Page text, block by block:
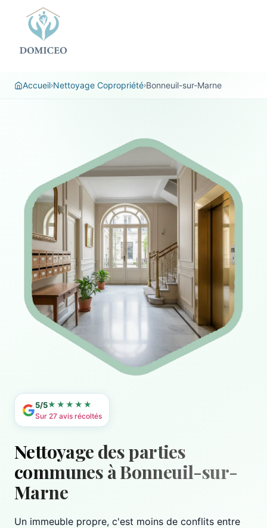
Accueil›Nettoyage Copropriété›Bonneuil-sur-Marne
5/5★★★★★
Sur 27 avis récoltés
Nettoyage des parties
communes à Bonneuil-sur-
Marne
Un immeuble propre, c'est moins de conflits entre
Panneau de gestion des cookies